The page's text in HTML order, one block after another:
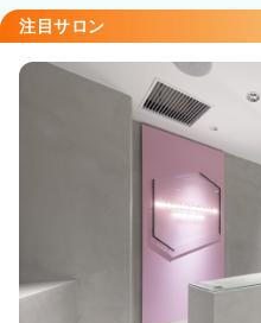
Tink 関内【ティンク】
Tink 天神【ティンク】
天神駅 徒歩5分
Tink センター南【ティン
センター南駅 徒歩4分
Tink 港南台【ティンク】
港南台駅 徒歩5分
注目サロン